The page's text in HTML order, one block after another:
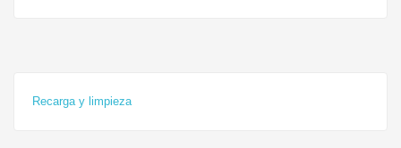
Recarga y limpieza